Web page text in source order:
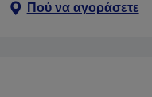
Πού να αγοράσετε